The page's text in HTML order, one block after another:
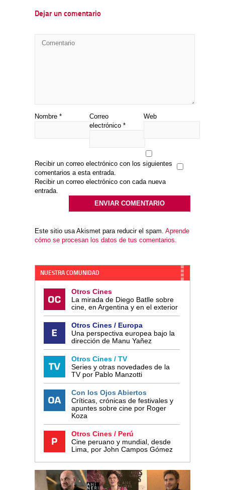
Dejar un comentario
Nombre *
Correo
electrónico *
Web
Recibir un correo electrónico con los siguientes
comentarios a esta entrada.
Recibir un correo electrónico con cada nueva
entrada.
Este sitio usa Akismet para reducir el spam. Aprende
cómo se procesan los datos de tus comentarios.
NUESTRA COMUNIDAD
Otros Cines
La mirada de Diego Batlle sobre
cine, en Argentina y en el exterior
Otros Cines / Europa
Una perspectiva europea bajo la
dirección de Manu Yañez
Otros Cines / TV
Series y otras novedades de la
TV por Pablo Manzotti
Con los Ojos Abiertos
Críticas, crónicas de festivales y
apuntes sobre cine por Roger
Koza
Otros Cines / Perú
Cine peruano y mundial, desde
Lima, por John Campos Gómez